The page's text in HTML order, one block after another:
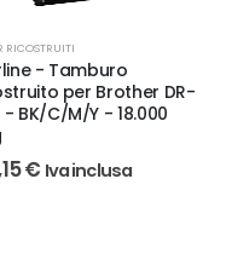
RICOSTRUITI
- Tamburo
per Brother DR-
BK/C/M/Y - 18.000
€ Iva inclusa